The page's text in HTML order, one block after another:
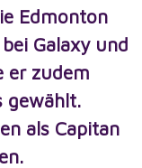
Edmonton
Galaxy und
er zudem
gewählt.
als Capitan